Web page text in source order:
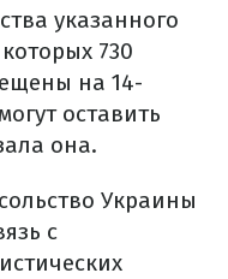
указанного
730
на 14-
оставить
она.
Украины
с